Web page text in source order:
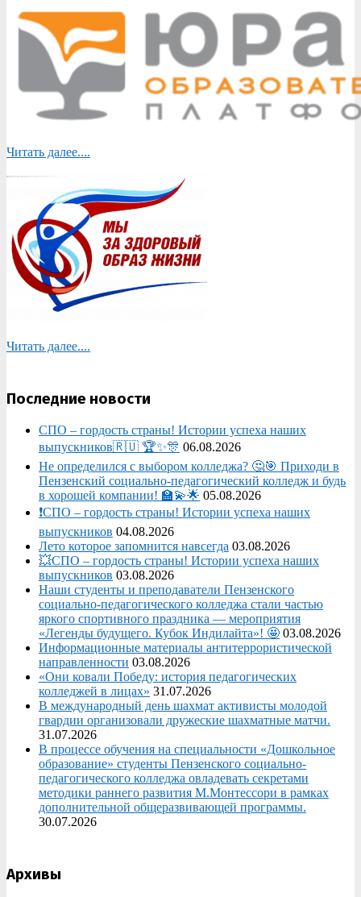
Читать далее....
Читать далее....
Последние новости
СПО – гордость страны! Истории успеха наших
выпускников🇷🇺 🏆✨🎊 06.08.2026
Не определился с выбором колледжа? 🤔🎯 Приходи в
Пензенский социально-педагогический колледж и будь
в хорошей компании! 🏫💫🌟 05.08.2026
❗СПО – гордость страны! Истории успеха наших
выпускников 04.08.2026
Лето которое запомнится навсегда 03.08.2026
💥СПО – гордость страны! Истории успеха наших
выпускников 03.08.2026
Наши студенты и преподаватели Пензенского
социально‑педагогического колледжа стали частью
яркого спортивного праздника — мероприятия
«Легенды будущего. Кубок Индилайта»! 🤩 03.08.2026
Информационные материалы антитеррористической
направленности 03.08.2026
«Они ковали Победу: история педагогических
колледжей в лицах» 31.07.2026
В международный день шахмат активисты молодой
гвардии организовали дружеские шахматные матчи.
31.07.2026
В процессе обучения на специальности «Дошкольное
образование» студенты Пензенского социально-
педагогического колледжа овладевать секретами
методики раннего развития М.Монтессори в рамках
дополнительной общеразвивающей программы.
30.07.2026
Архивы